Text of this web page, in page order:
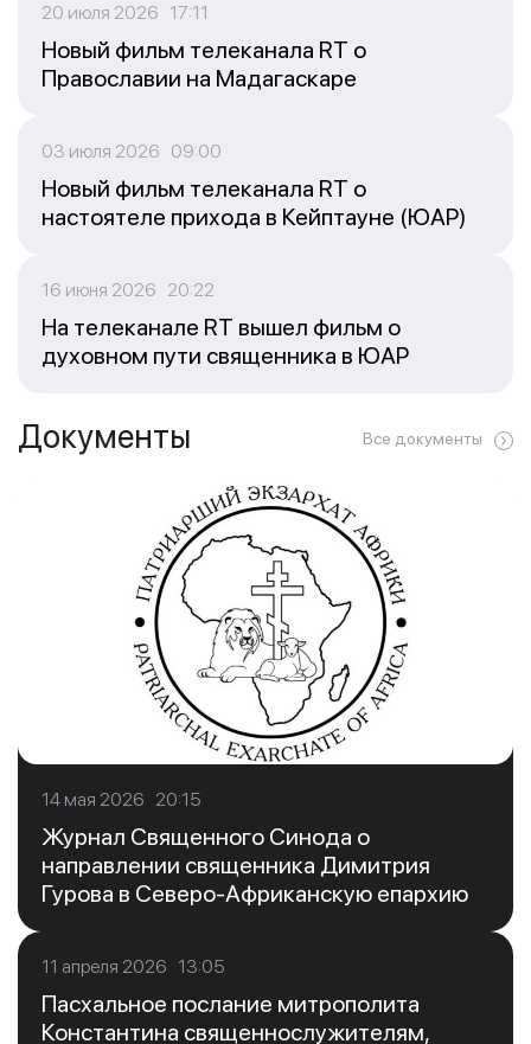
20 июля 2026 17:11
Новый фильм телеканала RT о
Православии на Мадагаскаре
03 июля 2026 09:00
Новый фильм телеканала RT о
настоятеле прихода в Кейптауне (ЮАР)
16 июня 2026 20:22
На телеканале RT вышел фильм о
духовном пути священника в ЮАР
Документы Все документы
14 мая 2026 20:15
Журнал Священного Синода о
направлении священника Димитрия
Гурова в Северо-Африканскую епархию
11 апреля 2026 13:05
Пасхальное послание митрополита
Константина священнослужителям,